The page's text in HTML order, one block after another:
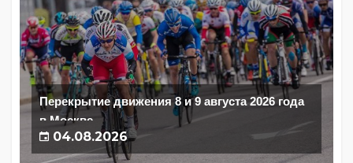
Перекрытие движения 8 и 9 августа 2026 года
в Москве
04.08.2026